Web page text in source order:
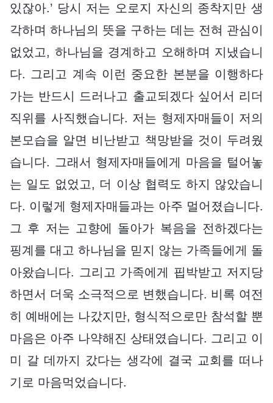
있잖아.’ 당시 저는 오로지 자신의 종착지만 생
각하며 하나님의 뜻을 구하는 데는 전혀 관심이
없었고, 하나님을 경계하고 오해하며 지냈습니
다. 그리고 계속 이런 중요한 본분을 이행하다
가는 반드시 드러나고 출교되겠다 싶어서 리더
직위를 사직했습니다. 저는 형제자매들이 저의
본모습을 알면 비난받고 책망받을 것이 두려웠
습니다. 그래서 형제자매들에게 마음을 털어놓
는 일도 없었고, 더 이상 협력도 하지 않았습니
다. 이렇게 형제자매들과는 아주 멀어졌습니다.
그 후 저는 고향에 돌아가 복음을 전하겠다는
핑계를 대고 하나님을 믿지 않는 가족들에게 돌
아왔습니다. 그리고 가족에게 핍박받고 저지당
하면서 더욱 소극적으로 변했습니다. 비록 여전
히 예배에는 나갔지만, 형식적으로만 참석할 뿐
마음은 아주 나약해진 상태였습니다. 그리고 이
미 갈 데까지 갔다는 생각에 결국 교회를 떠나
기로 마음먹었습니다.